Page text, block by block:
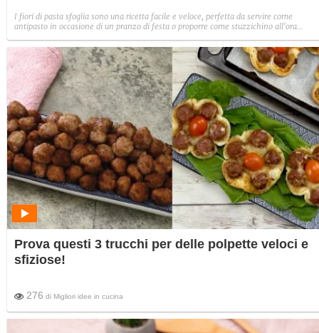
I fiori di pasta sfoglia sono una ricetta facile e veloce, perfetta da servire come
antipasto in occasione di un pranzo di festa o proporre come stuzzichino all'ora
Prova questi 3 trucchi per delle polpette veloci e
sfiziose!
276 di Migliori idee in cucina